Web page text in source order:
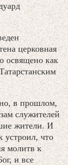
церковная
освящено как
в прошлом,
служителей
жители. И
устроил, что
молитв к
и все